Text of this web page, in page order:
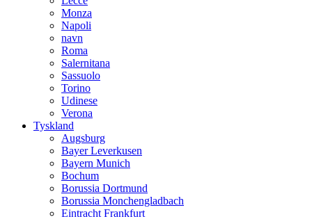
Monza
Napoli
navn
Roma
Salernitana
Sassuolo
Torino
Udinese
Verona
Tyskland
Augsburg
Bayer Leverkusen
Bayern Munich
Bochum
Borussia Dortmund
Borussia Monchengladbach
Eintracht Frankfurt